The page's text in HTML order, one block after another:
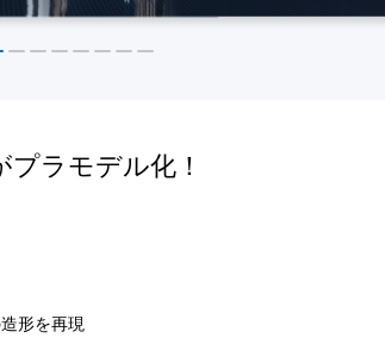
プラモデル化！
形を再現